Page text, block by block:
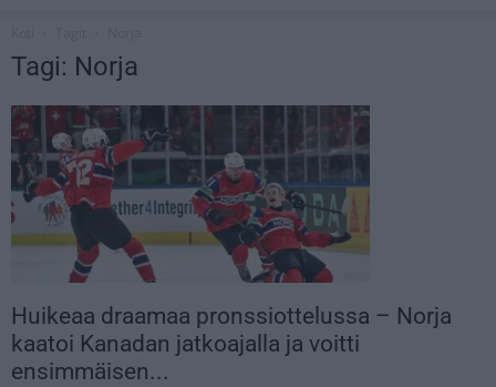
Tagi: Norja
Huikeaa draamaa pronssiottelussa – Norja
kaatoi Kanadan jatkoajalla ja voitti
ensimmäisen...